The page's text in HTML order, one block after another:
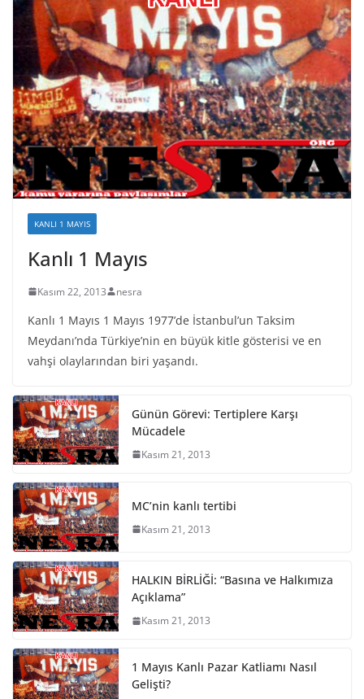
KANLI 1 MAYIS
Kanlı 1 Mayıs
Kasım 22, 2013 nesra
Kanlı 1 Mayıs 1 Mayıs 1977’de İstanbul’un Taksim
Meydanı’nda Türkiye’nin en büyük kitle gösterisi ve en
vahşi olaylarından biri yaşandı.
Günün Görevi: Tertiplere Karşı
Mücadele
Kasım 21, 2013
MC’nin kanlı tertibi
Kasım 21, 2013
HALKIN BİRLİĞİ: “Basına ve Halkımıza
Açıklama”
Kasım 21, 2013
1 Mayıs Kanlı Pazar Katliamı Nasıl
Gelişti?